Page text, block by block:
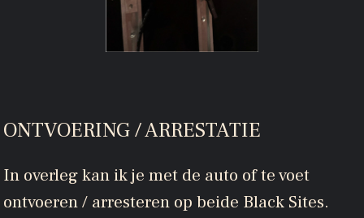
ONTVOERING / ARRESTATIE
In overleg kan ik je met de auto of te voet
ontvoeren / arresteren op beide Black Sites.